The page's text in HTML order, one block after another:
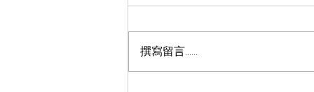
撰寫留言......